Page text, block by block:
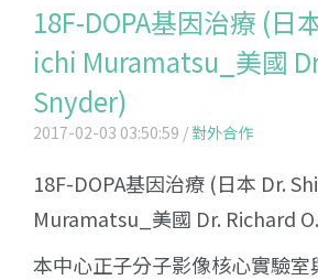
18F-DOPA基因治療 (日
ichi Muramatsu_美國
Snyder)
2017-02-03 03:50:59 / 對外合作
18F-DOPA基因治療 (日本 Dr.
Muramatsu_美國 Dr. Richard
本中心正子分子影像核心實驗